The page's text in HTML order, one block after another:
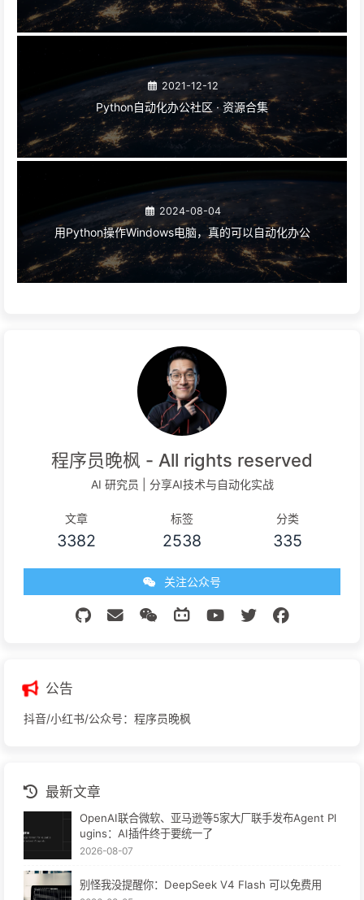
2021-12-12
Python自动化办公社区 · 资源合集
2024-08-04
用Python操作Windows电脑，真的可以自动化办公
程序员晚枫 - All rights reserved
AI 研究员 | 分享AI技术与自动化实战
文章
3382
标签
2538
分类
335
关注公众号
公告
抖音/小红书/公众号：程序员晚枫
最新文章
OpenAI联合微软、亚马逊等5家大厂联手发布Agent Pl
ugins：AI插件终于要统一了
2026-08-07
别怪我没提醒你：DeepSeek V4 Flash 可以免费用